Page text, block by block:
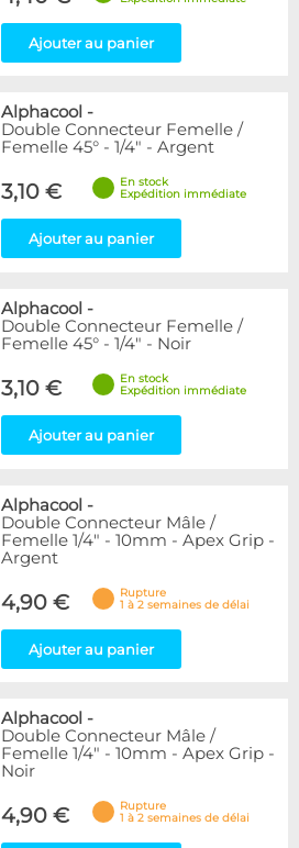
Ajouter au panier
Alphacool -
Double Connecteur Femelle /
Femelle 45° - 1/4" - Argent
3,10 €
En stock
Expédition immédiate
Ajouter au panier
Alphacool -
Double Connecteur Femelle /
Femelle 45° - 1/4" - Noir
3,10 €
En stock
Expédition immédiate
Ajouter au panier
Alphacool -
Double Connecteur Mâle /
Femelle 1/4" - 10mm - Apex Grip -
Argent
4,90 €
Rupture
1 à 2 semaines de délai
Ajouter au panier
Alphacool -
Double Connecteur Mâle /
Femelle 1/4" - 10mm - Apex Grip -
Noir
4,90 €
Rupture
1 à 2 semaines de délai